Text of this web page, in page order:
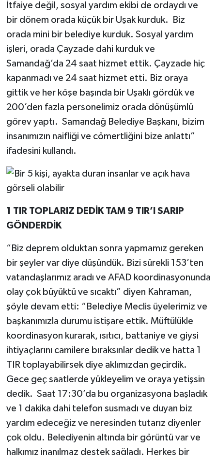
İtfaiye değil, sosyal yardım ekibi de ordaydı ve
bir dönem orada küçük bir Uşak kurduk. Biz
orada mini bir belediye kurduk. Sosyal yardım
işleri, orada Çayzade dahi kurduk ve
Samandağ’da 24 saat hizmet ettik. Çayzade hiç
kapanmadı ve 24 saat hizmet etti. Biz oraya
gittik ve her köşe başında bir Uşaklı gördük ve
200’den fazla personelimiz orada dönüşümlü
görev yaptı. Samandağ Belediye Başkanı, bizim
insanımızın naifliği ve cömertliğini bize anlattı”
ifadesini kullandı.
1 TIR TOPLARIZ DEDİK TAM 9 TIR’I SARIP
GÖNDERDİK
“Biz deprem olduktan sonra yapmamız gereken
bir şeyler var diye düşündük. Bizi sürekli 153’ten
vatandaşlarımız aradı ve AFAD koordinasyonunda
olay çok büyüktü ve sıcaktı” diyen Kahraman,
şöyle devam etti: “Belediye Meclis üyelerimiz ve
başkanımızla durumu istişare ettik. Müftülükle
koordinasyon kurarak, ısıtıcı, battaniye ve giysi
ihtiyaçlarını camilere bıraksınlar dedik ve hatta 1
TIR toplayabilirsek diye aklımızdan geçirdik.
Gece geç saatlerde yükleyelim ve oraya yetişsin
dedik. Saat 17:30’da bu organizasyona başladık
ve 1 dakika dahi telefon susmadı ve duyan biz
yardım edeceğiz ve neresinden tutarız diyenler
çok oldu. Belediyenin altında bir görüntü var ve
halkımız inanılmaz destek sağladı. Herkes bir